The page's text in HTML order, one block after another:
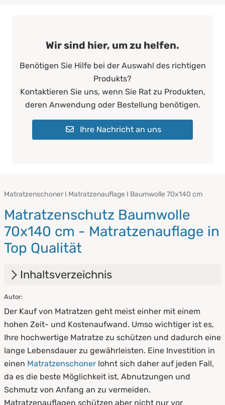
Wir sind hier, um zu helfen.
Benötigen Sie Hilfe bei der Auswahl des richtigen
Produkts?
Kontaktieren Sie uns, wenn Sie Rat zu Produkten,
deren Anwendung oder Bestellung benötigen.
Ihre Nachricht an uns
Matratzenschoner I Matratzenauflage I Baumwolle 70x140 cm
Matratzenschutz Baumwolle
70x140 cm - Matratzenauflage in
Top Qualität
Inhaltsverzeichnis
1.
Baumwolle
2. Arten von Matratzenschonern aus
Baumwolle
3. Was versteht man unter Molton, Kalmuck
und Sanfor?
4. Handhabung von Matratzenschonern aus
Autor:
Der Kauf von Matratzen geht meist einher mit einem
hohen Zeit- und Kostenaufwand. Umso wichtiger ist es,
Ihre hochwertige Matratze zu schützen und dadurch eine
lange Lebensdauer zu gewährleisten. Eine Investition in
einen Matratzenschoner lohnt sich daher auf jeden Fall,
da es die beste Möglichkeit ist, Abnutzungen und
Schmutz von Anfang an zu vermeiden.
Matratzenauflagen schützen aber nicht nur vor